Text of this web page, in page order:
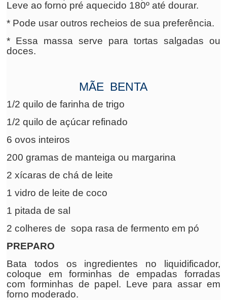
Leve ao forno pré aquecido 180º até dourar.
* Pode usar outros recheios de sua preferência.
* Essa massa serve para tortas salgadas ou
doces.
MÃE BENTA
1/2 quilo de farinha de trigo
1/2 quilo de açúcar refinado
6 ovos inteiros
200 gramas de manteiga ou margarina
2 xícaras de chá de leite
1 vidro de leite de coco
1 pitada de sal
2 colheres de sopa rasa de fermento em pó
PREPARO
Bata todos os ingredientes no liquidificador,
coloque em forminhas de empadas forradas
com forminhas de papel. Leve para assar em
forno moderado.